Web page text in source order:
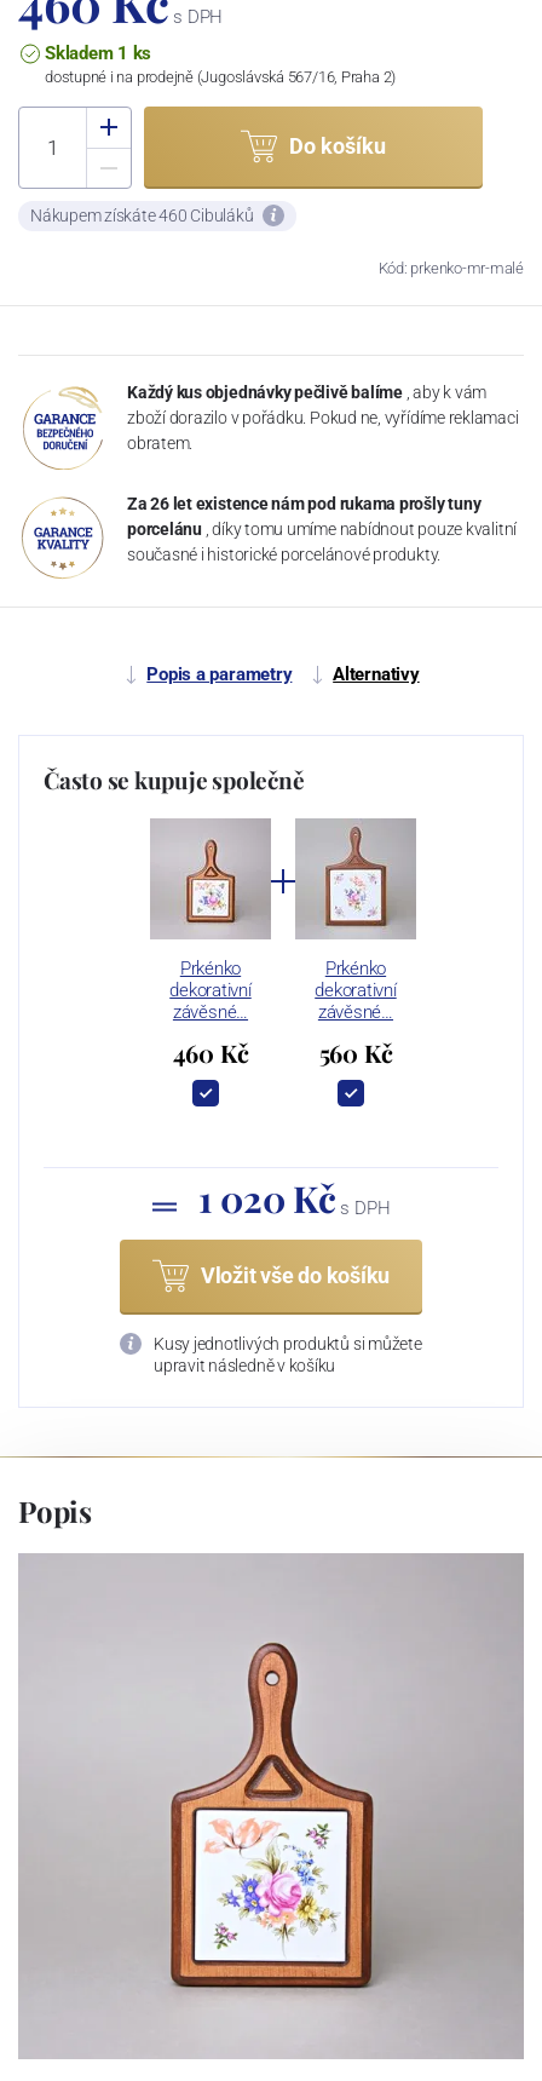
s DPH
Skladem 1 ks
dostupné i na prodejně (Jugoslávská 567/16, Praha 2)
Do košíku
Nákupem získáte 460 Cibuláků
Kód: prkenko-mr-malé
Každý kus objednávky pečlivě balíme , aby k vám
zboží dorazilo v pořádku. Pokud ne, vyřídíme reklamaci
obratem.
Za 26 let existence nám pod rukama prošly tuny
porcelánu , díky tomu umíme nabídnout pouze kvalitní
současné i historické porcelánové produkty.
Popis a parametry Alternativy
Často se kupuje společně
Prkénko
dekorativní
závěsné…
460 Kč
Prkénko
dekorativní
závěsné…
560 Kč
1 020 Kč s DPH
Vložit vše do košíku
Kusy jednotlivých produktů si můžete
upravit následně v košíku
Popis